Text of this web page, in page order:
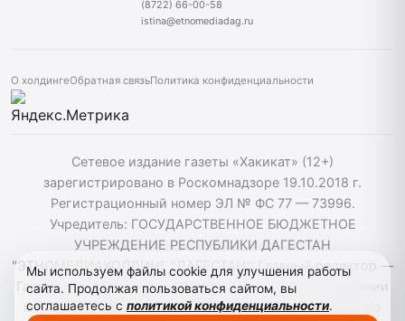
(8722) 66-00-58
istina@etnomediadag.ru
О холдингеОбратная связьПолитика конфиденциальности
Сетевое издание газеты «Хакикат» (12+)
зарегистрировано в Роскомнадзоре 19.10.2018 г.
Регистрационный номер ЭЛ № ФС 77 — 73996.
Учредитель: ГОСУДАРСТВЕННОЕ БЮДЖЕТНОЕ
УЧРЕЖДЕНИЕ РЕСПУБЛИКИ ДАГЕСТАН
"ЭТНОМЕДИАХОЛДИНГ "ДАГЕСТАН". Главный редактор —
Гасанов Т. М. Телефон: +79392227111. При использовании
материалов сайта активная гиперссылка на hakikat.info
Мы используем файлы cookie для улучшения работы
сайта. Продолжая пользоваться сайтом, вы
соглашаетесь с политикой конфиденциальности.